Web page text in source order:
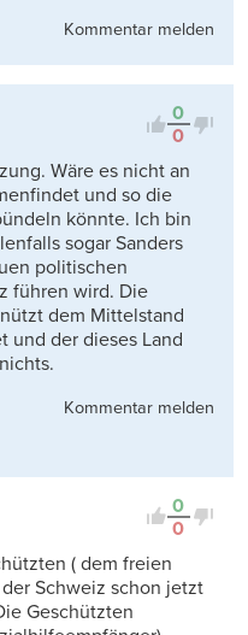
Kommentar melden
0
0
Wäre es nicht an
und so die
könnte. Ich bin
sogar Sanders
politischen
führen wird. Die
dem Mittelstand
und der dieses Land
Kommentar melden
0
0
( dem freien
Schweiz schon jetzt
Geschützten